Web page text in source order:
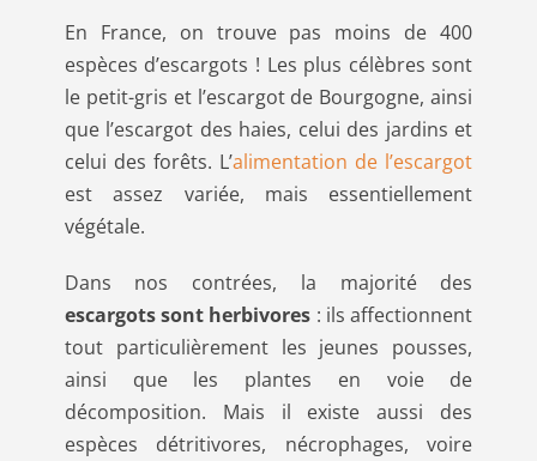
En France, on trouve pas moins de 400
espèces d’escargots ! Les plus célèbres sont
le petit-gris et l’escargot de Bourgogne, ainsi
que l’escargot des haies, celui des jardins et
celui des forêts. L’alimentation de l’escargot
est assez variée, mais essentiellement
végétale.
Dans nos contrées, la majorité des
escargots sont herbivores : ils affectionnent
tout particulièrement les jeunes pousses,
ainsi que les plantes en voie de
décomposition. Mais il existe aussi des
espèces détritivores, nécrophages, voire